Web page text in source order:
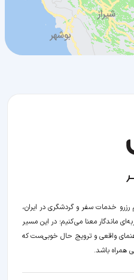
رزرو خدمات سفر و گردشگری در ایران،
ماندگار معنا می‌کنیم؛ در این مسیر‍
واقعی و ترویج حال خوبی‌ست که
همراه باشد.